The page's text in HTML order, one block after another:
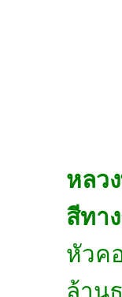
หลว
สีทา
หัวค
ล้าน